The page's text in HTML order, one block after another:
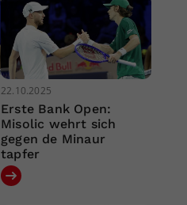
22.10.2025
Erste Bank Open:
Misolic wehrt sich
gegen de Minaur
tapfer